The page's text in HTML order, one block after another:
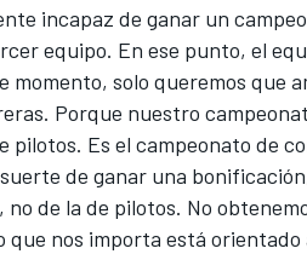
incapaz de ganar un
equipo. En ese punto, el
momento, solo queremos que
Porque nuestro
pilotos. Es el campeonato de
de ganar una
de la de pilotos. No
que nos importa está